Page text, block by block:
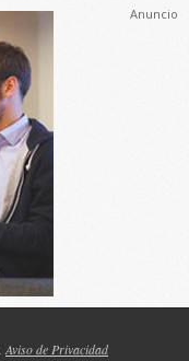
Anuncio
Aviso de Privacidad